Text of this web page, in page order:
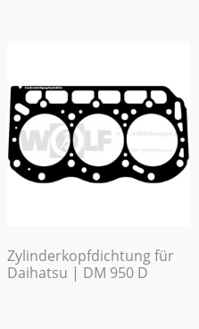
Zylinderkopfdichtung für
Daihatsu | DM 950 D